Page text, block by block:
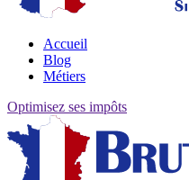
Accueil
Blog
Métiers
Optimisez ses impôts